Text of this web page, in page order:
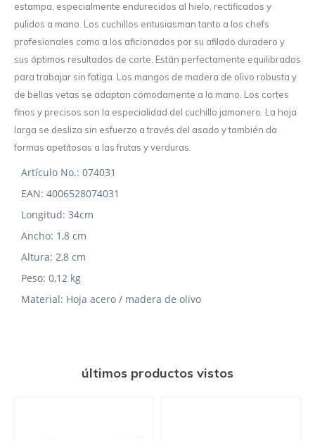
estampa, especialmente endurecidos al hielo, rectificados y
pulidos a mano. Los cuchillos entusiasman tanto a los chefs
profesionales como a los aficionados por su afilado duradero y
sus óptimos resultados de corte. Están perfectamente equilibrados
para trabajar sin fatiga. Los mangos de madera de olivo robusta y
de bellas vetas se adaptan cómodamente a la mano. Los cortes
finos y precisos son la especialidad del cuchillo jamonero. La hoja
larga se desliza sin esfuerzo a través del asado y también da
formas apetitosas a las frutas y verduras.
Artículo No.: 074031
EAN: 4006528074031
Longitud: 34cm
Ancho: 1,8 cm
Altura: 2,8 cm
Peso: 0,12 kg
Material: Hoja acero / madera de olivo
últimos productos vistos